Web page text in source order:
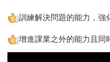
訓練解決問題的能力，強
增進課業之外的能力且同